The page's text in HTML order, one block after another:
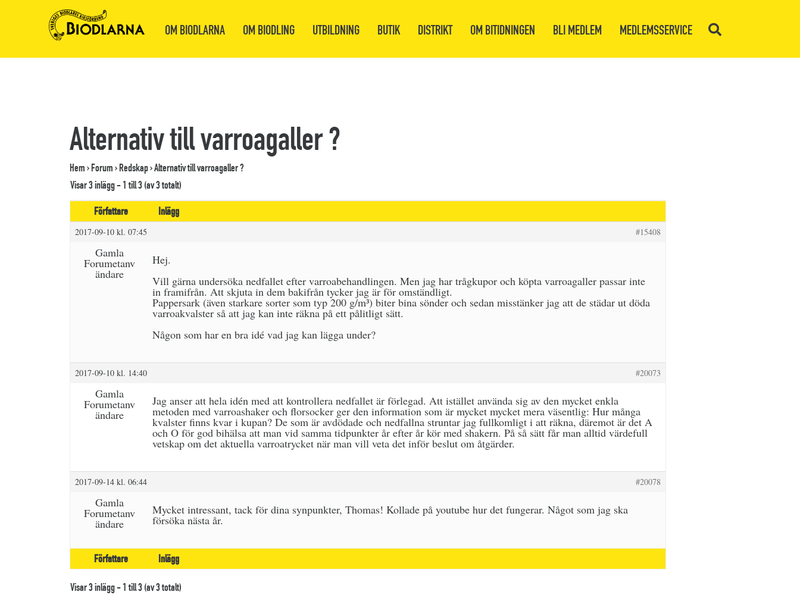
OM BIODLARNA OM BIODLING UTBILDNING BUTIK DISTRIKT OM BITIDNINGEN BLI MEDLEM MEDLEMSSERVICE
Alternativ till varroagaller ?
Hem›Forum›Redskap›Alternativ till varroagaller ?
Visar 3 inlägg - 1 till 3 (av 3 totalt)
Författare
Inlägg
2017-09-10 kl. 07:45 #15408
Gamla
Forumetanv
ändare
Hej.
Vill gärna undersöka nedfallet efter varroabehandlingen. Men jag har trågkupor och köpta varroagaller passar inte
in framifrån. Att skjuta in dem bakifrån tycker jag är för omständligt.
Pappersark (även starkare sorter som typ 200 g/m³) biter bina sönder och sedan misstänker jag att de städar ut döda
varroakvalster så att jag kan inte räkna på ett pålitligt sätt.
Någon som har en bra idé vad jag kan lägga under?
2017-09-10 kl. 14:40 #20073
Gamla
Forumetanv
ändare
Jag anser att hela idén med att kontrollera nedfallet är förlegad. Att istället använda sig av den mycket enkla
metoden med varroashaker och florsocker ger den information som är mycket mycket mera väsentlig: Hur många
kvalster finns kvar i kupan? De som är avdödade och nedfallna struntar jag fullkomligt i att räkna, däremot är det A
och O för god bihälsa att man vid samma tidpunkter år efter år kör med shakern. På så sätt får man alltid värdefull
vetskap om det aktuella varroatrycket när man vill veta det inför beslut om åtgärder.
2017-09-14 kl. 06:44 #20078
Gamla
Forumetanv
ändare
Mycket intressant, tack för dina synpunkter, Thomas! Kollade på youtube hur det fungerar. Något som jag ska
försöka nästa år.
Författare Inlägg
Visar 3 inlägg - 1 till 3 (av 3 totalt)